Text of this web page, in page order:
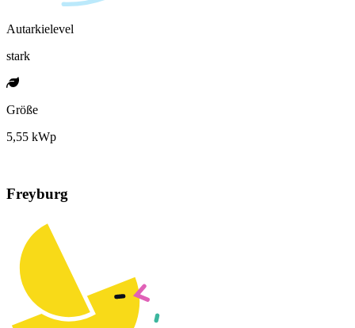
Autarkielevel
stark
Größe
5,55 kWp
Freyburg